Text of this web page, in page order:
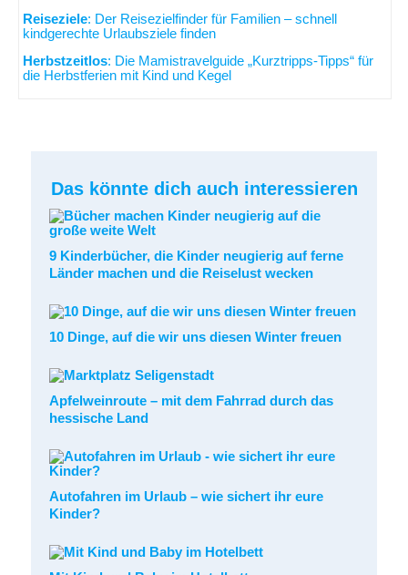
Reiseziele: Der Reisezielfinder für Familien – schnell
kindgerechte Urlaubsziele finden
Herbstzeitlos: Die Mamistravelguide „Kurztripps-Tipps“ für
die Herbstferien mit Kind und Kegel
Das könnte dich auch interessieren
9 Kinderbücher, die Kinder neugierig auf ferne
Länder machen und die Reiselust wecken
10 Dinge, auf die wir uns diesen Winter freuen
Apfelweinroute – mit dem Fahrrad durch das
hessische Land
Autofahren im Urlaub – wie sichert ihr eure
Kinder?